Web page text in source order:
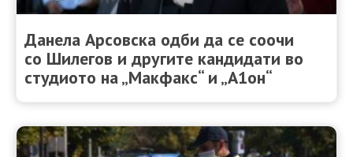
Данела Арсовска одби да се соочи
со Шилегов и другите кандидати во
студиото на „Макфакс“ и „А1он“